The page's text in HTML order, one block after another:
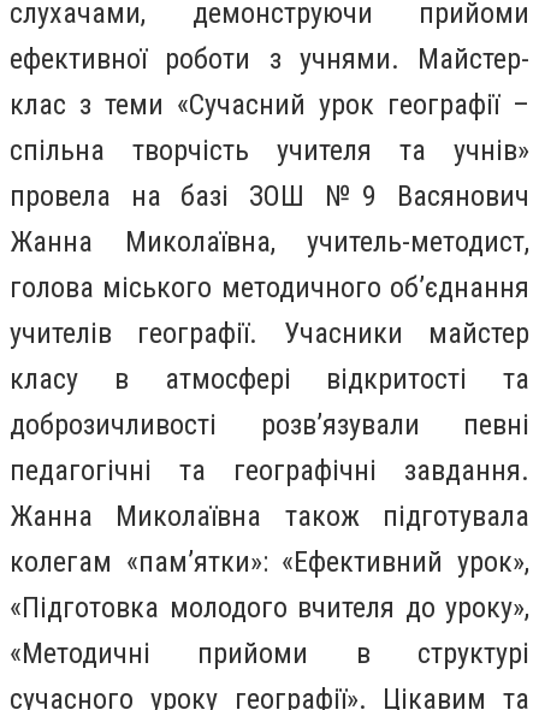
слухачами, демонструючи прийоми
ефективної роботи з учнями. Майстер-
клас з теми «Сучасний урок географії –
спільна творчість учителя та учнів»
провела на базі ЗОШ №9 Васянович
Жанна Миколаївна, учитель-методист,
голова міського методичного об’єднання
учителів географії. Учасники майстер
класу в атмосфері відкритості та
доброзичливості розв’язували певні
педагогічні та географічні завдання.
Жанна Миколаївна також підготувала
колегам «пам’ятки»: «Ефективний урок»,
«Підготовка молодого вчителя до уроку»,
«Методичні прийоми в структурі
сучасного уроку географії». Цікавим та